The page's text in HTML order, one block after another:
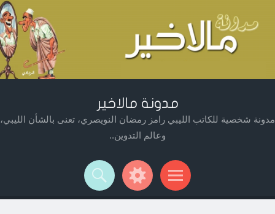
مدونة مالاخير
مدونة شخصية للكاتب الليبي رامز رمضان النويصري، تعنى بالشأن الليبي،
وعالم التدوين..
Menu
Widgets
Search